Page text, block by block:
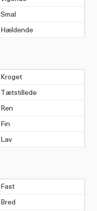
Smal
Hældende
Kroget
Tætstillede
Ren
Fin
Lav
Fast
Bred